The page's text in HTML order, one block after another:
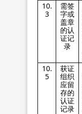
10.
3
需签
字或
盖章
的认
证记
录
10.
5
获证
组织
应留
存的
认证
记录